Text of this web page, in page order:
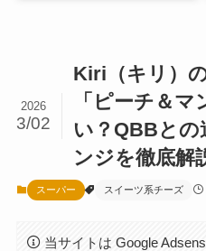
Kiri（キリ）
「ピーチ＆
い？QBBと
ンジを徹底解
2026
3/02
スーパー スイーツ系チーズ
当サイトは Google